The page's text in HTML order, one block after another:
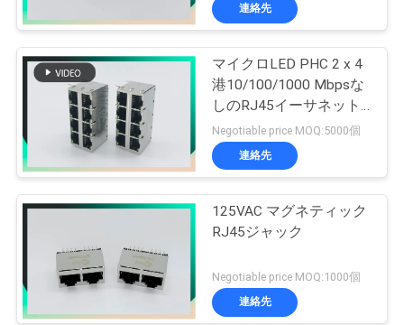
連絡先
マイクロLED PHC 2 x 4
港10/100/1000 Mbpsな
しのRJ45イーサネット
ジャック
Negotiable price MOQ:5000個
連絡先
125VAC マグネティック
RJ45ジャック
Negotiable price MOQ:1000個
連絡先